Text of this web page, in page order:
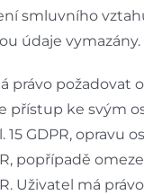
smluvního
údaje vymazány.
právo požadovat
přístup ke svým
15 GDPR, opravu
popřípadě
Uživatel má